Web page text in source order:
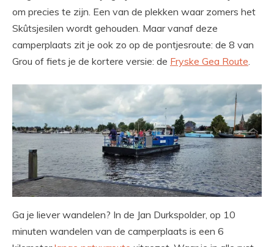
om precies te zijn. Een van de plekken waar zomers het
Skûtsjesilen wordt gehouden. Maar vanaf deze
camperplaats zit je ook zo op de pontjesroute: de 8 van
Grou of fiets je de kortere versie: de Fryske Gea Route
Ga je liever wandelen? In de Jan Durkspolder, op 10
minuten wandelen van de camperplaats is een 6